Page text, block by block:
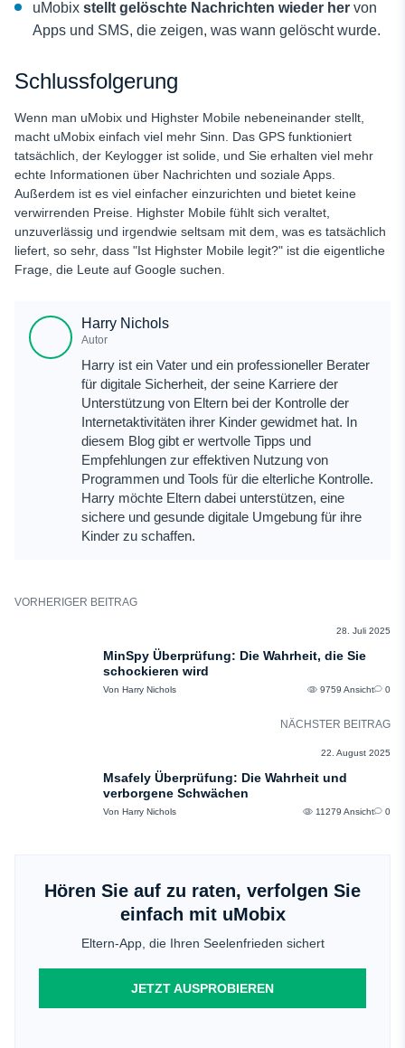
uMobix stellt gelöschte Nachrichten wieder her von
Apps und SMS, die zeigen, was wann gelöscht wurde.
Schlussfolgerung
Wenn man uMobix und Highster Mobile nebeneinander stellt,
macht uMobix einfach viel mehr Sinn. Das GPS funktioniert
tatsächlich, der Keylogger ist solide, und Sie erhalten viel mehr
echte Informationen über Nachrichten und soziale Apps.
Außerdem ist es viel einfacher einzurichten und bietet keine
verwirrenden Preise. Highster Mobile fühlt sich veraltet,
unzuverlässig und irgendwie seltsam mit dem, was es tatsächlich
liefert, so sehr, dass "Ist Highster Mobile legit?" ist die eigentliche
Frage, die Leute auf Google suchen.
Harry Nichols
Autor
Harry ist ein Vater und ein professioneller Berater
für digitale Sicherheit, der seine Karriere der
Unterstützung von Eltern bei der Kontrolle der
Internetaktivitäten ihrer Kinder gewidmet hat. In
diesem Blog gibt er wertvolle Tipps und
Empfehlungen zur effektiven Nutzung von
Programmen und Tools für die elterliche Kontrolle.
Harry möchte Eltern dabei unterstützen, eine
sichere und gesunde digitale Umgebung für ihre
Kinder zu schaffen.
VORHERIGER BEITRAG
28. Juli 2025
MinSpy Überprüfung: Die Wahrheit, die Sie
schockieren wird
Von Harry Nichols 9759 Ansicht 0
NÄCHSTER BEITRAG
22. August 2025
Msafely Überprüfung: Die Wahrheit und
verborgene Schwächen
Von Harry Nichols 11279 Ansicht 0
Hören Sie auf zu raten, verfolgen Sie
einfach mit uMobix
Eltern-App, die Ihren Seelenfrieden sichert
JETZT AUSPROBIEREN